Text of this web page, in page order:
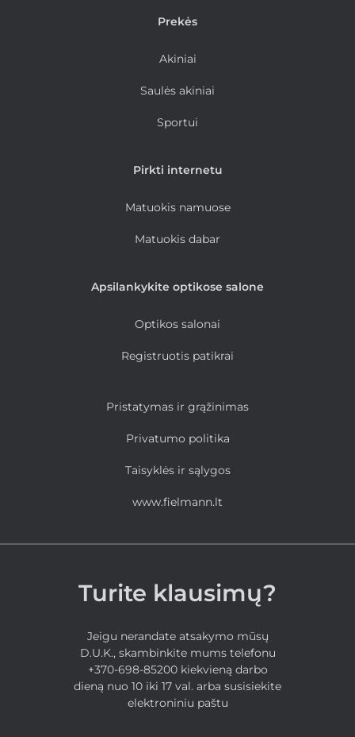
Prekės
Akiniai
Saulės akiniai
Sportui
Pirkti internetu
Matuokis namuose
Matuokis dabar
Apsilankykite optikose salone
Optikos salonai
Registruotis patikrai
Pristatymas ir grąžinimas
Privatumo politika
Taisyklės ir sąlygos
www.fielmann.lt
Turite klausimų?
Jeigu nerandate atsakymo mūsų
D.U.K., skambinkite mums telefonu
+370-698-85200 kiekvieną darbo
dieną nuo 10 iki 17 val. arba susisiekite
elektroniniu paštu